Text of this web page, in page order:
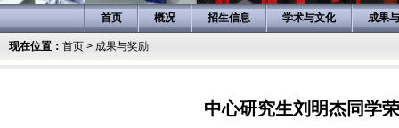
首页 概况 招生信息 学术与文化 成果
现在位置： 首页 > 成果与奖励
中心研究生刘明杰同学